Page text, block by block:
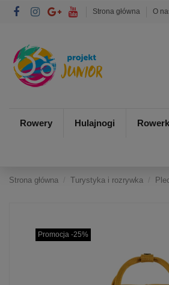
Strona główna O
Rowery Hulajnogi
Strona główna Turystyka i rozrywka
Promocja -25%